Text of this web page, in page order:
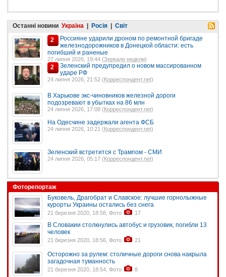
Останні новини Україна Росія
Світ
2
Россияне ударили дроном по ремонтной бригаде
железнодорожников в Донецкой области: есть
погибший и раненые
27 липня 2026, 19:44 (Зеркало недели)
2
Зеленский предупредил о новом массированном
ударе РФ
24 липня 2026, 21:52 ( Корреспондент.net)
В Харькове экс-чиновников железной дороги
подозревают в убытках на 86 млн
24 липня 2026, 17:08 (Корреспондент.net)
На Одесчине задержали агента ФСБ
24 липня 2026, 10:21 ( Корреспондент.net)
Зеленский встретится с Трампом - СМИ
24 липня 2026, 05:17 (Корреспондент.net)
Фоторепортаж
Буковель, Драгобрат и Славское: лучшие горнолыжные
курорты Украины остались без снега
21 березня 2020, 18:58, Фото 17
В Словакии столкнулись автобус и грузовик, погибли 13
человек
21 березня 2020, 18:56, Фото 21
Осторожно за рулем: столичные дороги снова накрыла
загадочная туманность
21 березня 2020, 18:54, Фото 8